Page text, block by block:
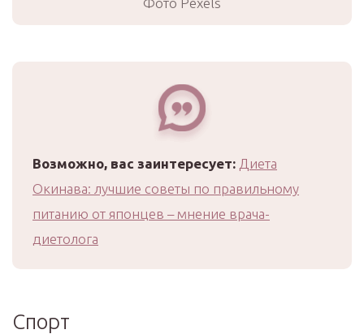
Возможно, вас заинтересует: Диета
Окинава: лучшие советы по правильному
питанию от японцев – мнение врача-
диетолога
Спорт